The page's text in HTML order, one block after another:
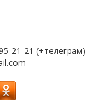
21-21 (+телеграм)